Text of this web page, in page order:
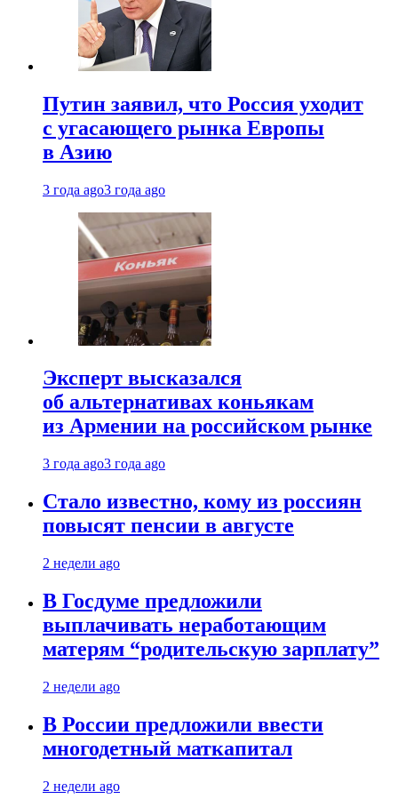
Путин заявил, что Россия уходит
с угасающего рынка Европы
в Азию
3 года ago3 года ago
Эксперт высказался
об альтернативах коньякам
из Армении на российском рынке
3 года ago3 года ago
Стало известно, кому из россиян
повысят пенсии в августе
2 недели ago
В Госдуме предложили
выплачивать неработающим
матерям “родительскую зарплату”
2 недели ago
В России предложили ввести
многодетный маткапитал
2 недели ago